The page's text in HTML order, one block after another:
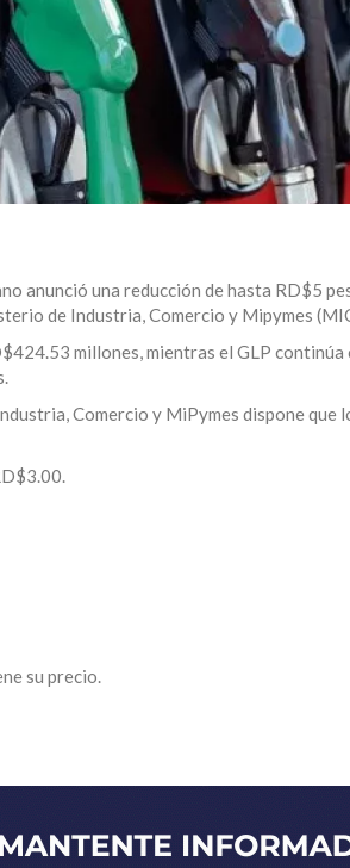
anunció una reducción de hasta RD$5
de Industria, Comercio y Mipymes
millones, mientras el GLP
Comercio y MiPymes dispone que
su precio.